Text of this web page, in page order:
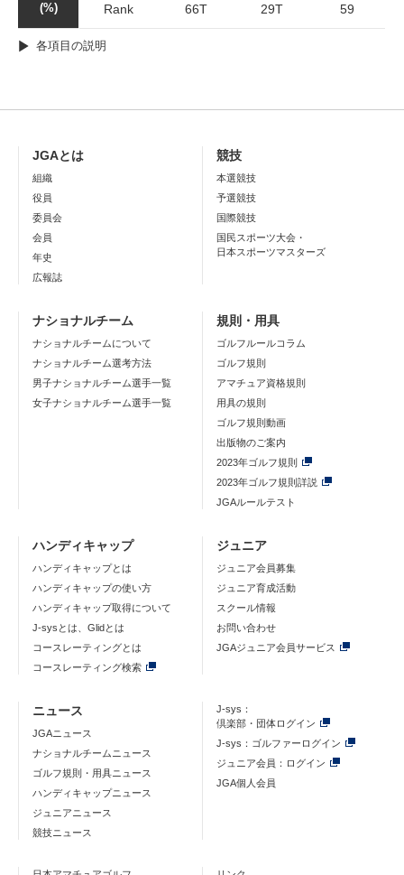
(%)
Rank 66T 29T 59
各項目の説明
JGAとは
組織
役員
委員会
会員
年史
広報誌
競技
本選競技
予選競技
国際競技
国民スポーツ大会・
日本スポーツマスターズ
ナショナルチーム
ナショナルチームについて
ナショナルチーム選考方法
男子ナショナルチーム選手一覧
女子ナショナルチーム選手一覧
規則・用具
ゴルフルールコラム
ゴルフ規則
アマチュア資格規則
用具の規則
ゴルフ規則動画
出版物のご案内
2023年ゴルフ規則
2023年ゴルフ規則詳説
JGAルールテスト
ハンディキャップ
ハンディキャップとは
ハンディキャップの使い方
ハンディキャップ取得について
J-sysとは、Glidとは
コースレーティングとは
コースレーティング検索
ジュニア
ジュニア会員募集
ジュニア育成活動
スクール情報
お問い合わせ
JGAジュニア会員サービス
ニュース
JGAニュース
ナショナルチームニュース
ゴルフ規則・用具ニュース
ハンディキャップニュース
ジュニアニュース
競技ニュース
J-sys：
倶楽部・団体ログイン
J-sys：ゴルファーログイン
ジュニア会員：ログイン
JGA個人会員